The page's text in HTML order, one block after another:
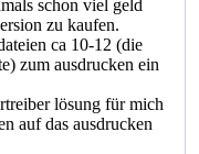
schon viel geld
zu kaufen.
ca 10-12 (die
zum ausdrucken ein
lösung für mich
auf das ausdrucken